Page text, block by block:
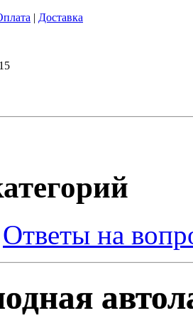
| Доставка
Ответы на